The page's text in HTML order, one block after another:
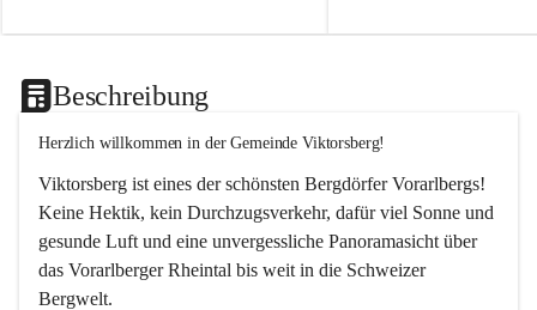
Beschreibung
Herzlich willkommen in der Gemeinde Viktorsberg!
Viktorsberg ist eines der schönsten Bergdörfer Vorarlbergs!
Keine Hektik, kein Durchzugsverkehr, dafür viel Sonne und
gesunde Luft und eine unvergessliche Panoramasicht über
das Vorarlberger Rheintal bis weit in die Schweizer
Bergwelt.